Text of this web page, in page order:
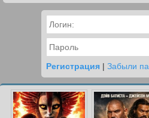
Регистрация | Забыли